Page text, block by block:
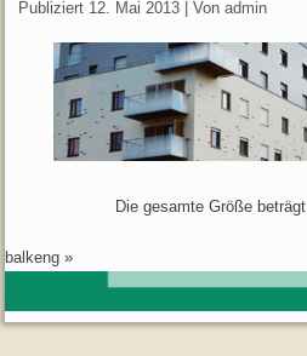
Publiziert 12. Mai 2013 |Von admin
Die gesamte Größe beträgt
balkeng »